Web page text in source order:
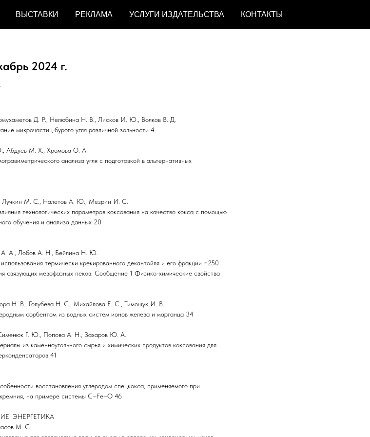
ВЫСТАВКИ РЕКЛАМА УСЛУГИ ИЗДАТЕЛЬСТВА КОНТАКТЫ
2024 г.
Д. Р., Нелюбина Н. В., Лисков И. Ю., Волков В. Д.
микрочастиц бурого угля различной зольности 4
Абдуев М. Х., Хромова О. А.
анализа угля с подготовкой в альтернативных
М. С., Налетов А. Ю., Мезрин И. С.
технологических параметров коксования на качество кокса с помощью
обучения и анализа данных 20
А. А., Лобов А. Н., Бейлина Н. Ю.
термически крекированного декантойля и его фракции +250
связующих мезофазных пеков. Сообщение 1 Физико-химические свойства
Н. В., Голубева Н. С., Михайлова Е. С., Тимощук И. В.
сорбентом из водных систем ионов железа и марганца 34
Г. Ю., Попова А. Н., Захаров Ю. А.
из каменноугольного сырья и химических продуктов коксования для
41
восстановления углеродом спецкокса, применяемого при
на примере системы С–Fe–O 46
ЭНЕРГЕТИКА
М. С.